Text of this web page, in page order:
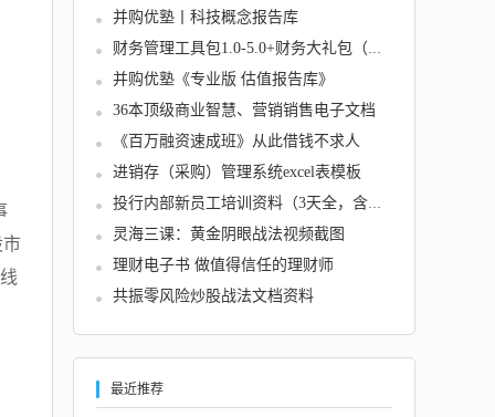
市
并购优塾丨科技概念报告库
财务管理工具包1.0-5.0+财务大礼包（常用Exce...
并购优塾《专业版 估值报告库》
36本顶级商业智慧、营销销售电子文档
《百万融资速成班》从此借钱不求人
进销存（采购）管理系统excel表模板
投行内部新员工培训资料（3天全，含债券、并购...
灵海三课：黄金阴眼战法视频截图
理财电子书 做值得信任的理财师
共振零风险炒股战法文档资料
最近推荐